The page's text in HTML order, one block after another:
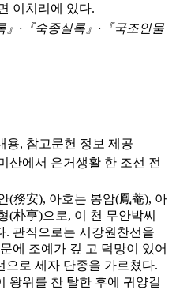
이치리에 있다.
』·『숙종실록』·『국조인물
용, 참고문헌 정보 제공
산에서 은거생활 한 조선 전
(務安), 아호는 봉암(鳳菴), 아
(朴亨)으로, 이 천 무안박씨
. 관직으로는 시강원찬선을
에 조예가 깊 고 덕망이 있어
으로 세자 단종을 가르쳤다.
왕위를 찬 탈한 후에 귀양길